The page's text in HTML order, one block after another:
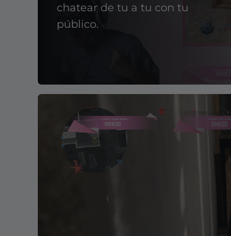
chatear de tu a tu con tu
público.